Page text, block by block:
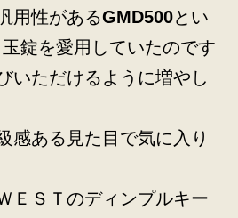
用性があるGMD500とい
錠を愛用していたのです
いただけるように増やし
感ある見た目で気に入り
ＥＳＴのディンプルキー